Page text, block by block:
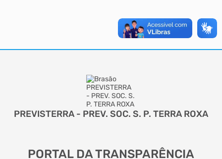
PREVISTERRA - PREV. SOC. S. P. TERRA ROXA
PORTAL DA TRANSPARÊNCIA